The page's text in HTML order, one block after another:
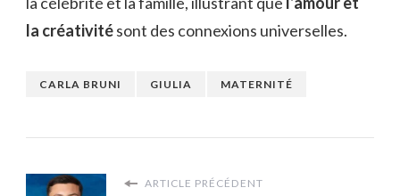
la créativitésont des connexions universelles.
CARLA BRUNI GIULIA MATERNITÉ
ARTICLE PRÉCÉDENT